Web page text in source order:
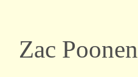
Zac Poonen